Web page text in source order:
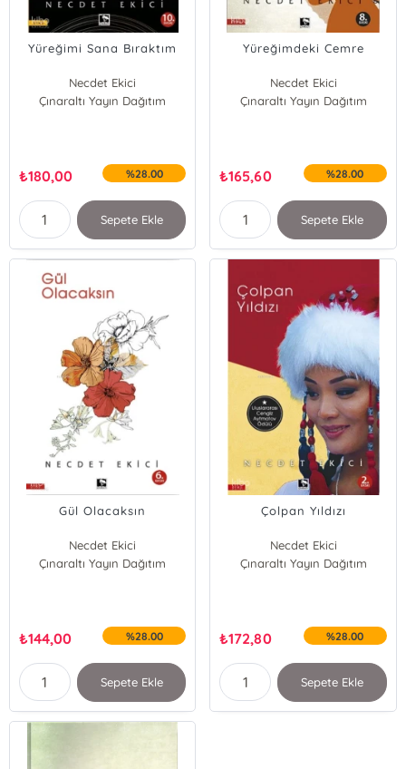
Yüreğimi Sana Bıraktım
Necdet Ekici
Çınaraltı Yayın Dağıtım
₺180,00 %28.00
Sepete Ekle
Yüreğimdeki Cemre
Necdet Ekici
Çınaraltı Yayın Dağıtım
₺165,60 %28.00
Sepete Ekle
Gül Olacaksın
Necdet Ekici
Çınaraltı Yayın Dağıtım
₺144,00 %28.00
Sepete Ekle
Çolpan Yıldızı
Necdet Ekici
Çınaraltı Yayın Dağıtım
₺172,80 %28.00
Sepete Ekle